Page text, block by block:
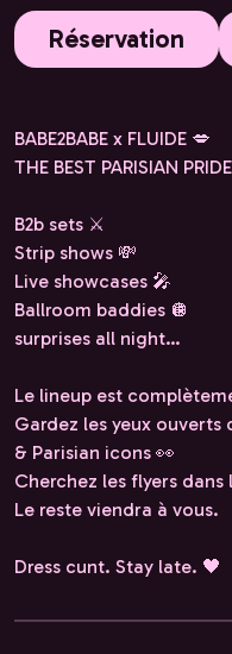
Réservation
BABE2BABE x FLUIDE 💋
THE BEST PARISIAN
B2b sets ⚔️
Strip shows 💸
Live showcases 🎤
Ballroom baddies 🪩
surprises all night…
Le lineup est
Gardez les yeux ouverts
& Parisian icons 👀
Cherchez les flyers dans
Le reste viendra à vous.
Dress cunt. Stay late. 🖤